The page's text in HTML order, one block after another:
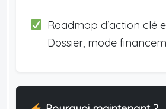
Roadmap d'action clé
Dossier, mode